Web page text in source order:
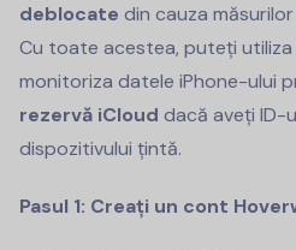
deblocate din cauza
Cu toate acestea, puteți
monitoriza datele iPhone-ului
rezervă iCloud dacă aveți ID-
dispozitivului țintă.
Pasul 1: Creați un cont